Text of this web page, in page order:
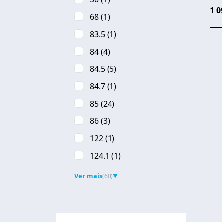
1
68(1)
83.5(1)
84(4)
84.5(5)
84.7(1)
85(24)
86(3)
122(1)
124.1 (1)
Ver mais(60)▼